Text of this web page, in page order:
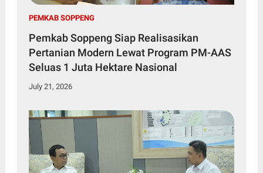
PEMKAB SOPPENG
Pemkab Soppeng Siap Realisasikan
Pertanian Modern Lewat Program PM-AAS
Seluas 1 Juta Hektare Nasional
July 21, 2026